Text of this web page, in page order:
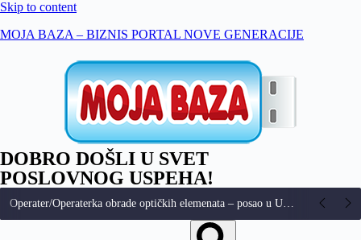
Skip to content
MOJA BAZA – BIZNIS PORTAL NOVE GENERACIJE
DOBRO DOŠLI U SVET
POSLOVNOG USPEHA!
Operater/Operaterka obrade optičkih elemenata – posao u Umci (Beograd)